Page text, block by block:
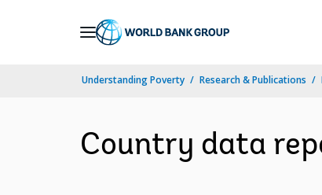
Understanding Poverty Research & Publications
Country data